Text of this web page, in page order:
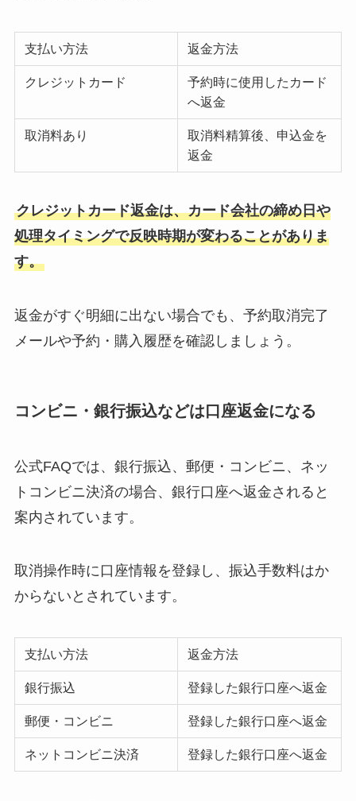
支払い方法 返金方法
クレジットカード
予約時に使用したカード
へ返金
取消料あり
取消料精算後、申込金を
返金
クレジットカード返金は、カード会社の締め日や
処理タイミングで反映時期が変わることがありま
す。
返金がすぐ明細に出ない場合でも、予約取消完了
メールや予約・購入履歴を確認しましょう。
コンビニ・銀行振込などは口座返金になる
公式FAQでは、銀行振込、郵便・コンビニ、ネッ
トコンビニ決済の場合、銀行口座へ返金されると
案内されています。
取消操作時に口座情報を登録し、振込手数料はか
からないとされています。
支払い方法 返金方法
銀行振込 登録した銀行口座へ返金
郵便・コンビニ 登録した銀行口座へ返金
ネットコンビニ決済 登録した銀行口座へ返金